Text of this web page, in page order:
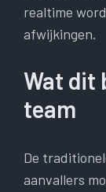
realtime
afwijkingen.
Wat dit
team
De
aanvallers